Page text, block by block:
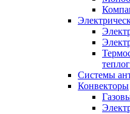
Системы
Конвекторы